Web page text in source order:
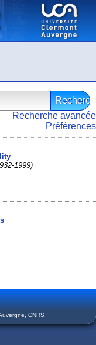
Recherche avancée
Préférences
1999)
CNRS